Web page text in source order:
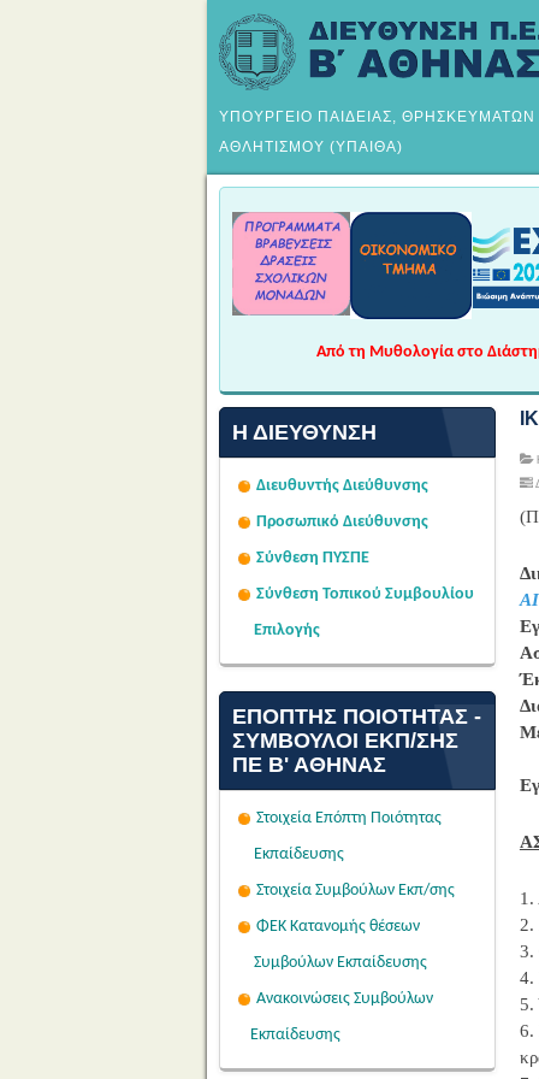
ΥΠΟΥΡΓΕΙΟ ΠΑΙΔΕΙΑΣ, ΘΡΗΣΚΕΥΜΑΤΩΝ
ΑΘΛΗΤΙΣΜΟΥ (ΥΠΑΙΘΑ)
Από τη Μυθολογία στο
Η ΔΙΕΎΘΥΝΣΗ
Διευθυντής Διεύθυνσης
Προσωπικό Διεύθυνσης
Σύνθεση ΠΥΣΠΕ
Σύνθεση Τοπικού Συμβουλίου
Επιλογής
ΕΠΌΠΤΗΣ ΠΟΙΌΤΗΤΑΣ -
ΣΎΜΒΟΥΛΟΙ ΕΚΠ/ΣΗΣ
ΠΕ Β' ΑΘΉΝΑΣ
Στοιχεία Επόπτη Ποιότητας
Εκπαίδευσης
Στοιχεία Συμβούλων Εκπ/σης
ΦΕΚ Κατανομής θέσεων
Συμβούλων Εκπαίδευσης
Ανακοινώσεις Συμβούλων
Εκπαίδευσης
1.
2.
3.
4.
5.
6.